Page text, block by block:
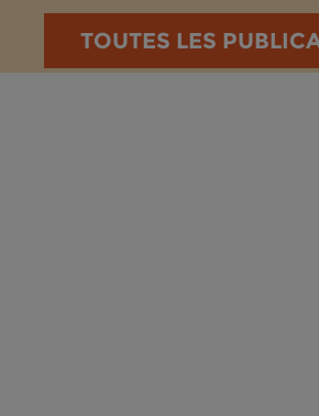
TOUTES LES